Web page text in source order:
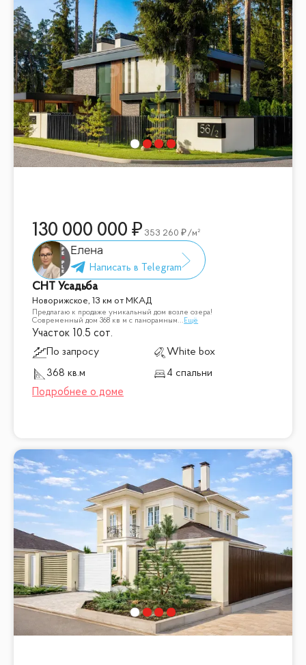
130 000 000 353 260 /м²
Елена
СНТ Усадьба
Новорижское, 13 км от МКАД
Предлагаю к продаже уникальный дом возле озера!
Современный дом 368 кв м с панорамным... Ещё
Участок 10.5 сот.
По запросу
White box
368 кв.м
4 спальни